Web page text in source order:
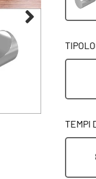
TEMPI